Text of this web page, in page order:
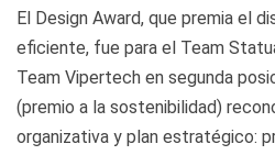
El Design Award, que premia el
eficiente, fue para el Team
Team Vipertech en segunda
(premio a la sostenibilidad)
organizativa y plan estratégico: